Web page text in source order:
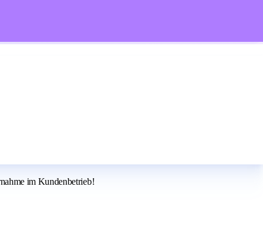
im Kundenbetrieb!